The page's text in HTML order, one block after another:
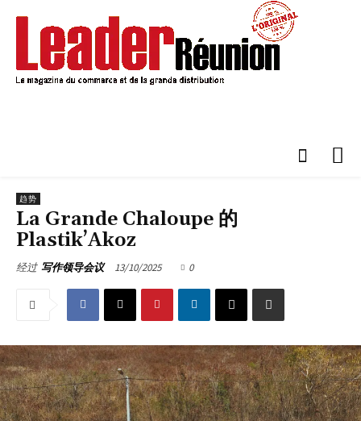
趋势
La Grande Chaloupe 的
Plastik’Akoz
经过 写作领导会议 13/10/2025 0